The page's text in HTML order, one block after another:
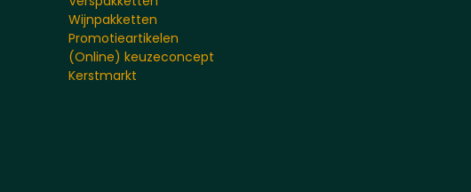
Wijnpakketten
Promotieartikelen
(Online) keuzeconcept
Kerstmarkt